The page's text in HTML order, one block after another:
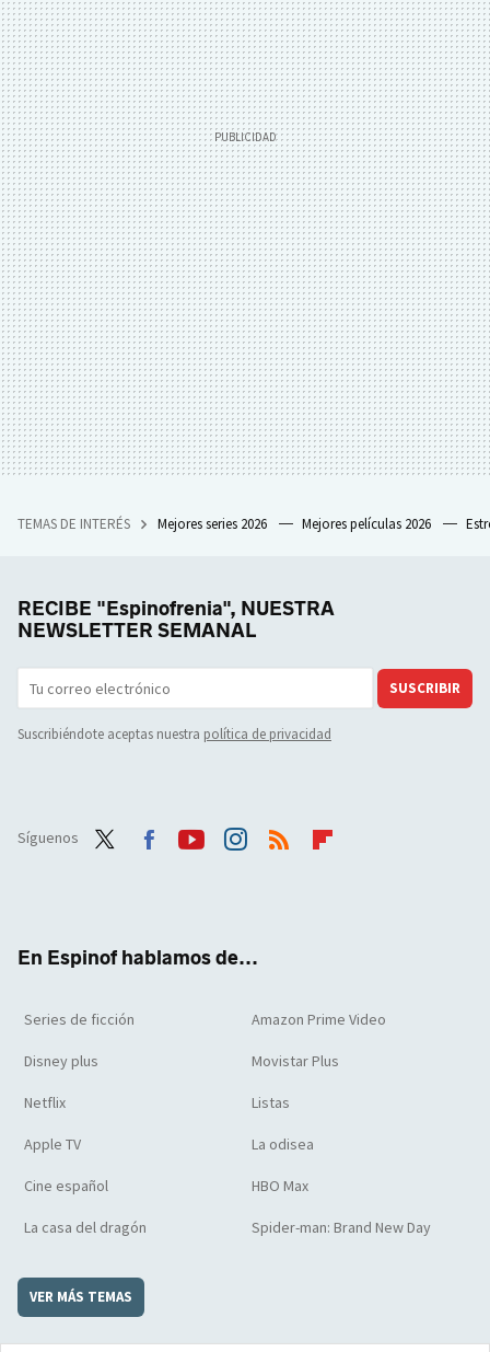
TEMAS DE INTERÉS Mejores series 2026 Mejores películas 2026
RECIBE "Espinofrenia", NUESTRA
NEWSLETTER SEMANAL
SUSCRIBIR
Suscribiéndote aceptas nuestra política de privacidad
Síguenos
En Espinof hablamos de...
Series de ficción Amazon Prime Video
Disney plus Movistar Plus
Netflix Listas
Apple TV La odisea
Cine español HBO Max
La casa del dragón Spider-man: Brand New Day
VER MÁS TEMAS